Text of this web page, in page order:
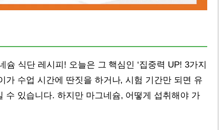
식단 레시피! 오늘은 그 핵심인 ‘집중력 UP! 3가지
가 수업 시간에 딴짓을 하거나, 시험 기간만 되면 유
수 있습니다. 하지만 마그네슘, 어떻게 섭취해야 가